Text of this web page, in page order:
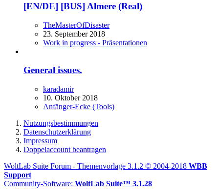
[EN/DE] [BUS] Almere (Real)
TheMasterOfDisaster
23. September 2018
Work in progress - Präsentationen
General issues.
karadamir
10. Oktober 2018
Anfänger-Ecke (Tools)
Nutzungsbestimmungen
Datenschutzerklärung
Impressum
Doppelaccount beantragen
WoltLab Suite Forum - Themenvorlage 3.1.2 © 2004-2018 WBB
Support
Community-Software: WoltLab Suite™ 3.1.28